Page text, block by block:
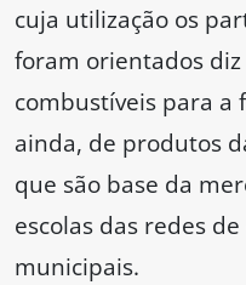
cuja utilização os
foram orientados
combustíveis para a
ainda, de produtos
que são base da
escolas das redes
municipais.